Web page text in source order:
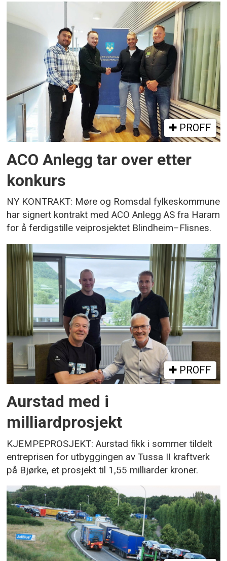
PROFF
ACO Anlegg tar over etter
konkurs
NY KONTRAKT: Møre og Romsdal fylkeskommune
har signert kontrakt med ACO Anlegg AS fra Haram
for å ferdigstille veiprosjektet Blindheim–Flisnes.
PROFF
Aurstad med i
milliardprosjekt
KJEMPEPROSJEKT: Aurstad fikk i sommer tildelt
entreprisen for utbyggingen av Tussa II kraftverk
på Bjørke, et prosjekt til 1,55 milliarder kroner.